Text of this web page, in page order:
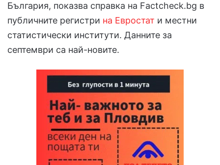
България, показва справка на Factcheck.bg в
публичните регистри на Евростат и местни
статистически институти. Данните за
септември са най-новите.